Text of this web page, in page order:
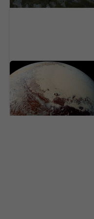
Pluto sa čoraz viac
vzďaľuje od Slnka. Jeho
atmosféra sa začala
rapídne scvrkávať